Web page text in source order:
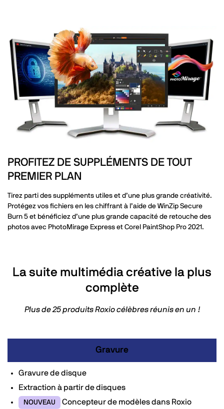
PROFITEZ DE SUPPLÉMENTS DE TOUT
PREMIER PLAN
Tirez parti des suppléments utiles et d’une plus grande créativité.
Protégez vos fichiers en les chiffrant à l’aide de WinZip Secure
Burn 5 et bénéficiez d’une plus grande capacité de retouche des
photos avec PhotoMirage Express et Corel PaintShop Pro 2021.
La suite multimédia créative la plus
complète
Plus de 25 produits Roxio célèbres réunis en un !
Gravure
Gravure de disque
Extraction à partir de disques
NOUVEAU
Concepteur de modèles dans Roxio